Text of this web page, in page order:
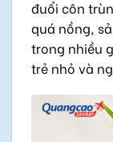
đuổi côn
quá nồng,
trong nhiều
trẻ nhỏ và